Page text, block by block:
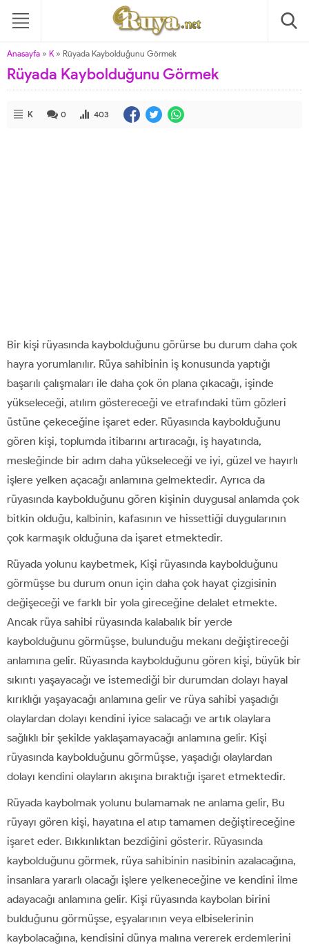
Anasayfa » K » Rüyada Kaybolduğunu Görmek
Rüyada Kaybolduğunu Görmek
K 0 403
Bir kişi rüyasında kaybolduğunu görürse bu durum daha çok
hayra yorumlanılır. Rüya sahibinin iş konusunda yaptığı
başarılı çalışmaları ile daha çok ön plana çıkacağı, işinde
yükseleceği, atılım göstereceği ve etrafındaki tüm gözleri
üstüne çekeceğine işaret eder. Rüyasında kaybolduğunu
gören kişi, toplumda itibarını artıracağı, iş hayatında,
mesleğinde bir adım daha yükseleceği ve iyi, güzel ve hayırlı
işlere yelken açacağı anlamına gelmektedir. Ayrıca da
rüyasında kaybolduğunu gören kişinin duygusal anlamda çok
bitkin olduğu, kalbinin, kafasının ve hissettiği duygularının
çok karmaşık olduğuna da işaret etmektedir.
Rüyada yolunu kaybetmek, Kişi rüyasında kaybolduğunu
görmüşse bu durum onun için daha çok hayat çizgisinin
değişeceği ve farklı bir yola gireceğine delalet etmekte.
Ancak rüya sahibi rüyasında kalabalık bir yerde
kaybolduğunu görmüşse, bulunduğu mekanı değiştireceği
anlamına gelir. Rüyasında kaybolduğunu gören kişi, büyük bir
sıkıntı yaşayacağı ve istemediği bir durumdan dolayı hayal
kırıklığı yaşayacağı anlamına gelir ve rüya sahibi yaşadığı
olaylardan dolayı kendini iyice salacağı ve artık olaylara
sağlıklı bir şekilde yaklaşamayacağı anlamına gelir. Kişi
rüyasında kaybolduğunu görmüşse, yaşadığı olaylardan
dolayı kendini olayların akışına bıraktığı işaret etmektedir.
Rüyada kaybolmak yolunu bulamamak ne anlama gelir, Bu
rüyayı gören kişi, hayatına el atıp tamamen değiştireceğine
işaret eder. Bıkkınlıktan bezdiğini gösterir. Rüyasında
kaybolduğunu görmek, rüya sahibinin nasibinin azalacağına,
insanlara yararlı olacağı işlere yelkeneceğine ve kendini ilme
adayacağı anlamına gelir. Kişi rüyasında kaybolan birini
bulduğunu görmüşse, eşyalarının veya elbiselerinin
kaybolacağına, kendisini dünya malına vererek erdemlerini